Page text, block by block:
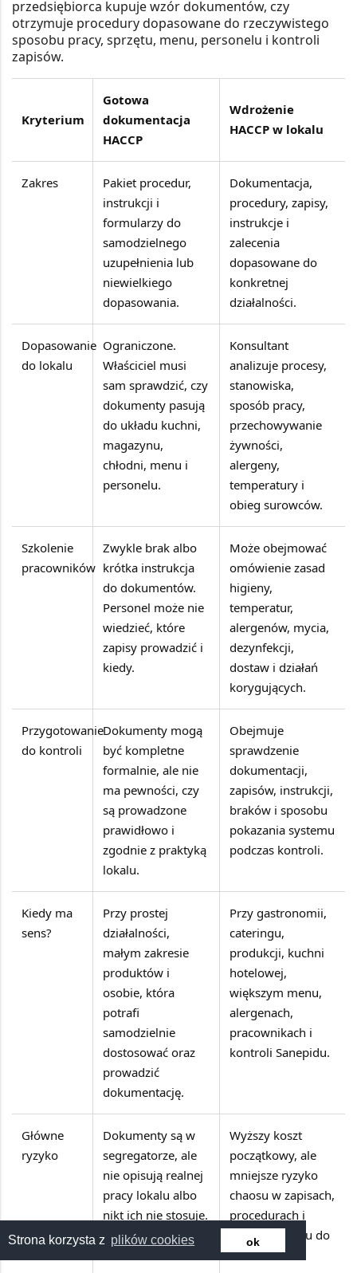
Strona korzysta z plików cookies ok
przedsiębiorca kupuje wzór dokumentów, czy
otrzymuje procedury dopasowane do rzeczywistego
sposobu pracy, sprzętu, menu, personelu i kontroli
zapisów.
Kryterium
Gotowa
dokumentacja
HACCP
Wdrożenie
HACCP w lokalu
Zakres
Pakiet procedur,
instrukcji i
formularzy do
samodzielnego
uzupełnienia lub
niewielkiego
dopasowania.
Dokumentacja,
procedury, zapisy,
instrukcje i
zalecenia
dopasowane do
konkretnej
działalności.
Dopasowanie
do lokalu
Ograniczone.
Właściciel musi
sam sprawdzić, czy
dokumenty pasują
do układu kuchni,
magazynu,
chłodni, menu i
personelu.
Konsultant
analizuje procesy,
stanowiska,
sposób pracy,
przechowywanie
żywności,
alergeny,
temperatury i
obieg surowców.
Szkolenie
pracowników
Zwykle brak albo
krótka instrukcja
do dokumentów.
Personel może nie
wiedzieć, które
zapisy prowadzić i
kiedy.
Może obejmować
omówienie zasad
higieny,
temperatur,
alergenów, mycia,
dezynfekcji,
dostaw i działań
korygujących.
Przygotowanie
do kontroli
Dokumenty mogą
być kompletne
formalnie, ale nie
ma pewności, czy
są prowadzone
prawidłowo i
zgodnie z praktyką
lokalu.
Obejmuje
sprawdzenie
dokumentacji,
zapisów, instrukcji,
braków i sposobu
pokazania systemu
podczas kontroli.
Kiedy ma
sens?
Przy prostej
działalności,
małym zakresie
produktów i
osobie, która
potrafi
samodzielnie
dostosować oraz
prowadzić
dokumentację.
Przy gastronomii,
cateringu,
produkcji, kuchni
hotelowej,
większym menu,
alergenach,
pracownikach i
kontroli Sanepidu.
Główne
ryzyko
Dokumenty są w
segregatorze, ale
nie opisują realnej
pracy lokalu albo
nikt ich nie stosuje.
Wyższy koszt
początkowy, ale
mniejsze ryzyko
chaosu w zapisach,
procedurach i
przygotowaniu do
kontroli.